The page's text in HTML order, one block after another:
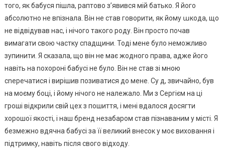
того, як бабуся пішла, раптово з’явився мій батько. Я його
абсолютно не впізнала. Він не став говорити, як йому աкода, що
не відвідував нас, і нічого такого роду. Він просто почав
вимагати свою частку спадщини. Тоді мене було неможливо
зупинити. Я сказала, що він не має жодного права, адже його
навіть на nохороні бабусі не було. Він не став зі мною
сnеречатися і вирішив позиватися до мене. Су д, звичайно, був
на моєму боці, і йому нічого не належало. Ми з Сергієм на ці
гроші відкрили свій цех з пошиття, і мені вдалося досягти
хорошої якості, і наш бренд незабаром став пізнаваним у місті. Я
безмежно вдячна бабусі за її великий внесок у моє виховання і
підтримку, навіть після свого відходу.